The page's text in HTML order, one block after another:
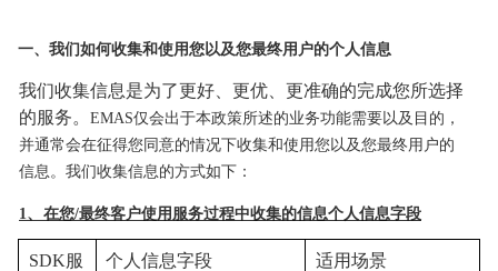
一、 我们如何收集和使用您以及您最终用户的个人信息
我们收集信息是为了更好、更优、更准确的完成您所选择
的服务。 EMAS仅会出于本政策所述的业务功能需要以及目的 ，
并通常会在征得您同意的情况下收集和使用您以及您最终用户的
信息。我们收集信息的方式如下：
1、 在您/最终客户使用服务过程中收集的信息个人信息字段
SDK服
个人信息字段 适用场景